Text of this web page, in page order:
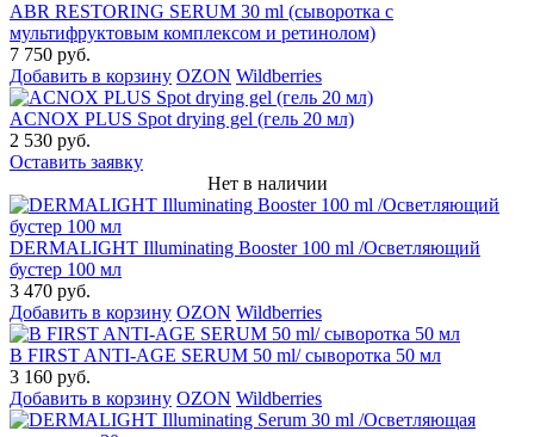
ABR RESTORING SERUM 30 ml (сыворотка с
мультифруктовым комплексом и ретинолом)
7 750 руб.
Добавить в корзину OZON Wildberries
ACNOX PLUS Spot drying gel (гель 20 мл)
2 530 руб.
Оставить заявку
Нет в наличии
DERMALIGHT Illuminating Booster 100 ml /Осветляющий
бустер 100 мл
3 470 руб.
Добавить в корзину OZON Wildberries
B FIRST ANTI-AGE SERUM 50 ml/ сыворотка 50 мл
3 160 руб.
Добавить в корзину OZON Wildberries